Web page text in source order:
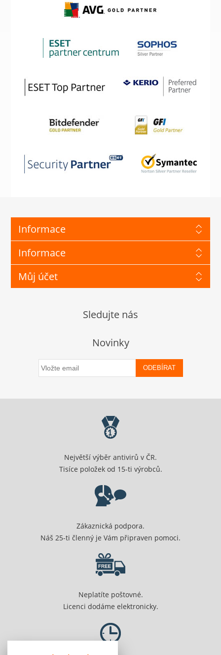
Informace
Informace
Můj účet
Sledujte nás
Novinky
ODEBÍRAT
Největší výběr antivirů v ČR.
Tisíce položek od 15-ti výrobců.
Zákaznická podpora.
Náš 25-ti členný je Vám připraven pomoci.
Neplatíte poštovné.
Licenci dodáme elektronicky.